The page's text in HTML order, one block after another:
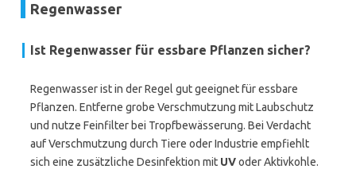
Regenwasser
Ist Regenwasser für essbare Pflanzen sicher?
Regenwasser ist in der Regel gut geeignet für essbare
Pflanzen. Entferne grobe Verschmutzung mit Laubschutz
und nutze Feinfilter bei Tropfbewässerung. Bei Verdacht
auf Verschmutzung durch Tiere oder Industrie empfiehlt
sich eine zusätzliche Desinfektion mit UVoder Aktivkohle.